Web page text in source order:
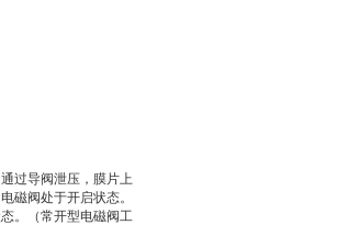
过导阀泄压，膜片上
磁阀处于开启状态。
。（常开型电磁阀工